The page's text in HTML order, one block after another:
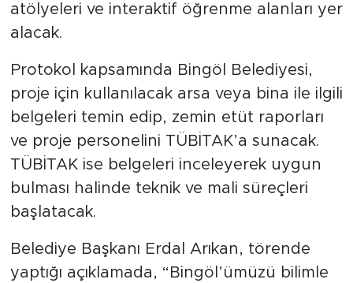
atölyeleri ve interaktif öğrenme alanları yer
alacak.
Protokol kapsamında Bingöl Belediyesi,
proje için kullanılacak arsa veya bina ile ilgili
belgeleri temin edip, zemin etüt raporları
ve proje personelini TÜBİTAK’a sunacak.
TÜBİTAK ise belgeleri inceleyerek uygun
bulması halinde teknik ve mali süreçleri
başlatacak.
Belediye Başkanı Erdal Arıkan, törende
yaptığı açıklamada, “Bingöl’ümüzü bilimle